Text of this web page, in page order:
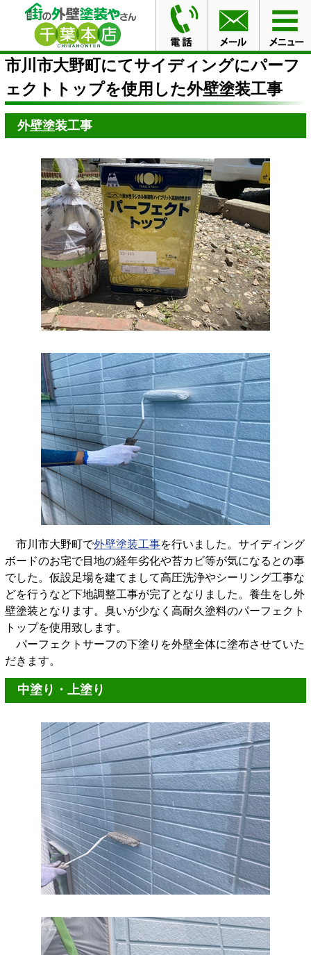
HOME ブログ
市川市大野町にてサイディングにパーフ
ェクトトップを使用した外壁塗装工事
市川市大野町にてサイディングにパーフ
ェクトトップを使用した外壁塗装工事
外壁塗装工事
市川市大野町で外壁塗装工事を行いました。サイディング
ボードのお宅で目地の経年劣化や苔カビ等が気になるとの事
でした。仮設足場を建てまして高圧洗浄やシーリング工事な
どを行うなど下地調整工事が完了となりました。養生をし外
壁塗装となります。臭いが少なく高耐久塗料のパーフェクト
トップを使用致します。
パーフェクトサーフの下塗りを外壁全体に塗布させていた
だきます。
中塗り・上塗り